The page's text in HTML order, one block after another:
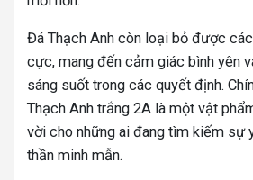
Đá Thạch Anh còn loại bỏ được
cực, mang đến cảm giác bình yên
sáng suốt trong các quyết định.
Thạch Anh trắng 2A là một vật
vời cho những ai đang tìm kiếm sự
thần minh mẫn.